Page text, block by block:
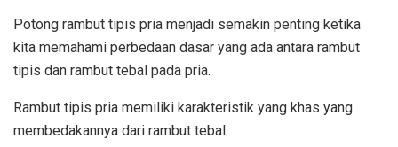
Potong rambut tipis pria menjadi semakin penting ketika
kita memahami perbedaan dasar yang ada antara rambut
tipis dan rambut tebal pada pria.
Rambut tipis pria memiliki karakteristik yang khas yang
membedakannya dari rambut tebal.